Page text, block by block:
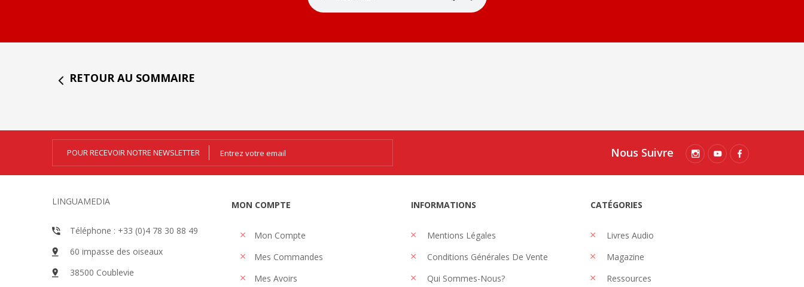
RETOUR AU SOMMAIRE
POUR RECEVOIR NOTRE NEWSLETTER Nous Suivre
LINGUAMEDIA
Téléphone : +33 (0)4 78 30 88 49
60 impasse des oiseaux
38500 Coublevie
MON COMPTE
Mon Compte
Mes Commandes
Mes Avoirs
INFORMATIONS
Mentions Légales
Conditions Générales De Vente
Qui Sommes-Nous?
CATÉGORIES
Livres Audio
Magazine
Ressources